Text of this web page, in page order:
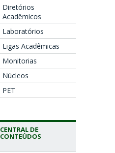
Diretórios
Acadêmicos
Laboratórios
Ligas Acadêmicas
Monitorias
Núcleos
PET
CENTRAL DE
CONTEÚDOS